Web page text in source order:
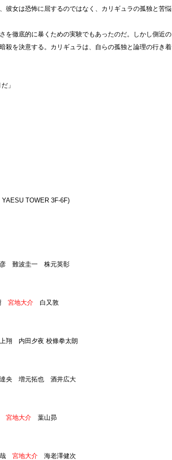
彼女は恐怖に屈するのではなく、カリギュラの孤独と苦悩
を徹底的に暴くための実験でもあったのだ。しかし側近の
殺を決意する。カリギュラは、自らの孤独と論理の行き着
」
TOWER 3F-6F)
難波圭一 株元英彰
宮地大介 白又敦
内田夕夜 校條拳太朗
央 増元拓也 酒井広大
宮地大介 葉山昴
哉 宮地大介 海老澤健次